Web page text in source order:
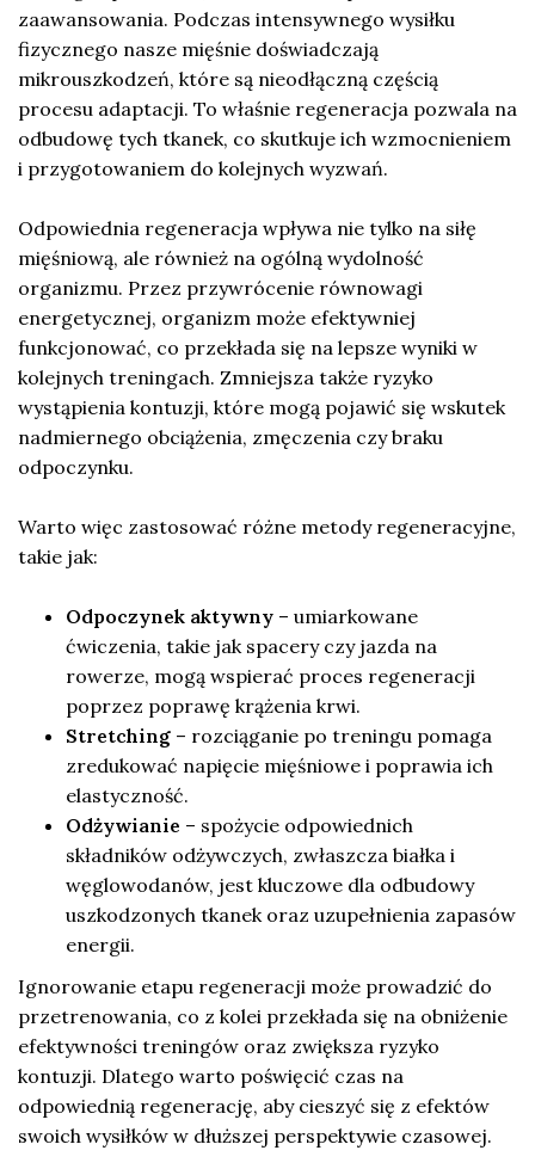
zaawansowania. Podczas intensywnego wysiłku
fizycznego nasze mięśnie doświadczają
mikrouszkodzeń, które są nieodłączną częścią
procesu adaptacji. To właśnie regeneracja pozwala na
odbudowę tych tkanek, co skutkuje ich wzmocnieniem
i przygotowaniem do kolejnych wyzwań.
Odpowiednia regeneracja wpływa nie tylko na siłę
mięśniową, ale również na ogólną wydolność
organizmu. Przez przywrócenie równowagi
energetycznej, organizm może efektywniej
funkcjonować, co przekłada się na lepsze wyniki w
kolejnych treningach. Zmniejsza także ryzyko
wystąpienia kontuzji, które mogą pojawić się wskutek
nadmiernego obciążenia, zmęczenia czy braku
odpoczynku.
Warto więc zastosować różne metody regeneracyjne,
takie jak:
Odpoczynek aktywny – umiarkowane
ćwiczenia, takie jak spacery czy jazda na
rowerze, mogą wspierać proces regeneracji
poprzez poprawę krążenia krwi.
Stretching – rozciąganie po treningu pomaga
zredukować napięcie mięśniowe i poprawia ich
elastyczność.
Odżywianie – spożycie odpowiednich
składników odżywczych, zwłaszcza białka i
węglowodanów, jest kluczowe dla odbudowy
uszkodzonych tkanek oraz uzupełnienia zapasów
energii.
Ignorowanie etapu regeneracji może prowadzić do
przetrenowania, co z kolei przekłada się na obniżenie
efektywności treningów oraz zwiększa ryzyko
kontuzji. Dlatego warto poświęcić czas na
odpowiednią regenerację, aby cieszyć się z efektów
swoich wysiłków w dłuższej perspektywie czasowej.